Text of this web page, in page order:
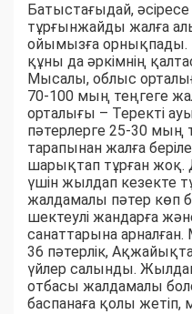
Батыстағыдай, әсіресе
тұрғынжайды жалға
ойымызға орнықпады.
құны да әркімнің
Мысалы, облыс
70-100 мың теңгеге
орталығы – Теректі
пәтерлерге 25-30 мың
тарапынан жалға
шарықтап тұрған жоқ.
үшін жылдап кезекте
жалдамалы пәтер көп
шектеулі жандарға
санаттарына
36 пәтерлік,
үйлер салынды.
отбасы жалдамалы
баспанаға қолы жетіп,